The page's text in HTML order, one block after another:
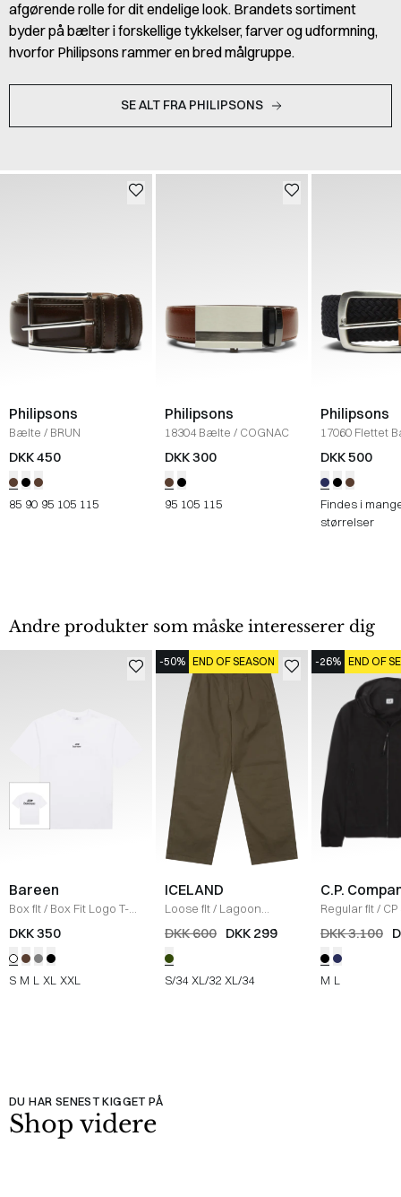
afgørende rolle for dit endelige look. Brandets sortiment
byder på bælter i forskellige tykkelser, farver og udformning,
hvorfor Philipsons rammer en bred målgruppe.
SE ALT FRA PHILIPSONS
Philipsons
Bælte / BRUN
DKK 450
85 90 95 105 115
Philipsons
18304 Bælte / COGNAC
DKK 300
95 105 115
Philipsons
17060 Flettet
NAVY
DKK 500
Findes i
størrelser
Andre produkter som måske interesserer dig
Bareen
Box fit/ Box Fit Logo T-
shirt /WHITE
DKK 350
S M L XL XXL
-50% END OF SEASON
ICELAND
Loose fit/ Lagoon
Bukser / OLIVE
DKK 600 DKK 299
S/34 XL/32 XL/34
-26% END OF
C.P.
Regular fit/
Jakke
SORT
DKK 3.100
M L
DU HAR SENEST KIGGET PÅ
Shop videre